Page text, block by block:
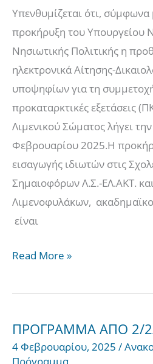
Υπενθυμίζεται ότι, σύμφωνα
προκήρυξη του Υπουργείου
Νησιωτικής Πολιτικής η
ηλεκτρονικά Αίτησης-
υποψηφίων για τη
προκαταρκτικές εξετάσεις
Λιμενικού Σώματος λήγει
Φεβρουαρίου 2025.Η
εισαγωγής ιδιωτών στις
Σημαιοφόρων Λ.Σ.-ΕΛ.ΑΚΤ.
Λιμενοφυλάκων,
είναι
την
εισαγωγή
υποψηφίων
στις
Σχολές
Λιμενικού
Σώματος
με
το
σύστημα
των
Πανελλαδικών
Read More »
ΠΡΟΓΡΑΜΜΑ ΑΠΟ 2/
4 Φεβρουαρίου, 2025 /
ΠΡΟΓΡΑΜΜΑ
ΑΠΟ